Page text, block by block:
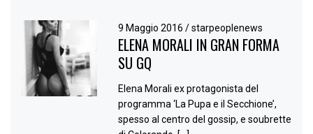
9 Maggio 2016/ starpeoplenews
ELENA MORALI IN GRAN FORMA
SU GQ
Elena Morali ex protagonista del
programma ‘La Pupa e il Secchione’,
spesso al centro del gossip, e soubrette